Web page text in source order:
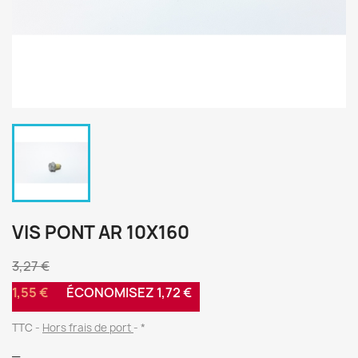
VIS PONT AR 10X160
3,27 €
1,55 €
ÉCONOMISEZ 1,72 €
TTC Hors frais de port *